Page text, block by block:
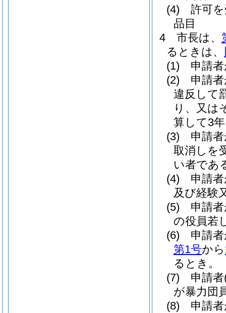
(4)
許可
品目
4
市長は、
るときは、
(1)
申請
(2)
申請
違反して
り、又は
算して3
(3)
申請
取消しを
い者であ
(4)
申請
及び経験
(5)
申請
の役員若
(6)
申請
第1号から
るとき。
(7)
申請者
が暴力団
(8)
申請